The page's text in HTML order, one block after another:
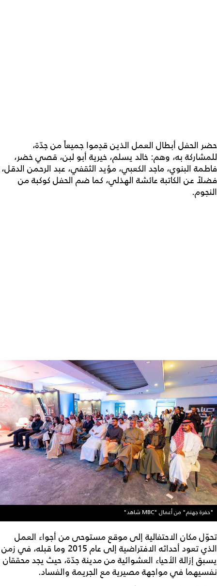
حضر الحفل أبطال العمل الذين قدِموا جميعاً من جدّة،
للمشاركة به، وهم: خالد يسلم، خيرية أبو لبن، قصي خضر،
فاطمة البنوي، ماجد الكعبي، مؤيد الثقفي، عبد الرحمن الدقل،
فضلاً عن الكاتبة عائشة الهذلي، كما ضم الحفل كوكبة من
النجوم.
"حفرة جهنم" من أعمال "MBC شاهد"
تحوّل مكان الاحتفالية إلى موقع مستوحى من أجواء العمل
الذي تعود أحداثه الافتراضية إلى عام 2015 وما قبله، في زمن
يسبق إزالة الأحياء العشوائية من مدينة جدّة، حيث يجد محققان
نفسيهما في مواجهة مصيرية مع الجريمة والفساد.